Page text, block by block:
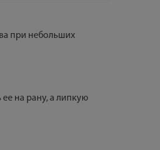
при небольших
на рану, а липкую